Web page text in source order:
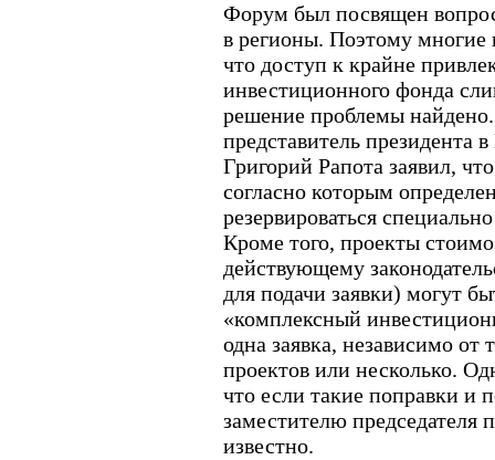
Форум был посвящен
в регионы. Поэтому многие
что доступ к крайне
инвестиционного фонда
решение проблемы
представитель
Григорий Рапота заявил,
согласно которым
резервироваться
Кроме того, проекты
действующему
для подачи заявки) могут
«комплексный
одна заявка, независимо от
проектов или несколько.
что если такие поправки и
заместителю председателя
известно.